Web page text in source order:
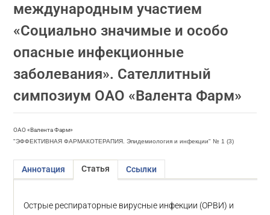
международным участием
«Социально значимые и особо
опасные инфекционные
заболевания». Сателлитный
симпозиум ОАО «Валента Фарм»
ОАО «Валента Фарм»
"ЭФФЕКТИВНАЯ ФАРМАКОТЕРАПИЯ. Эпидемиология и инфекции" № 1 (3)
Аннотация Статья Ссылки
Острые респираторные вирусные инфекции (ОРВИ) и